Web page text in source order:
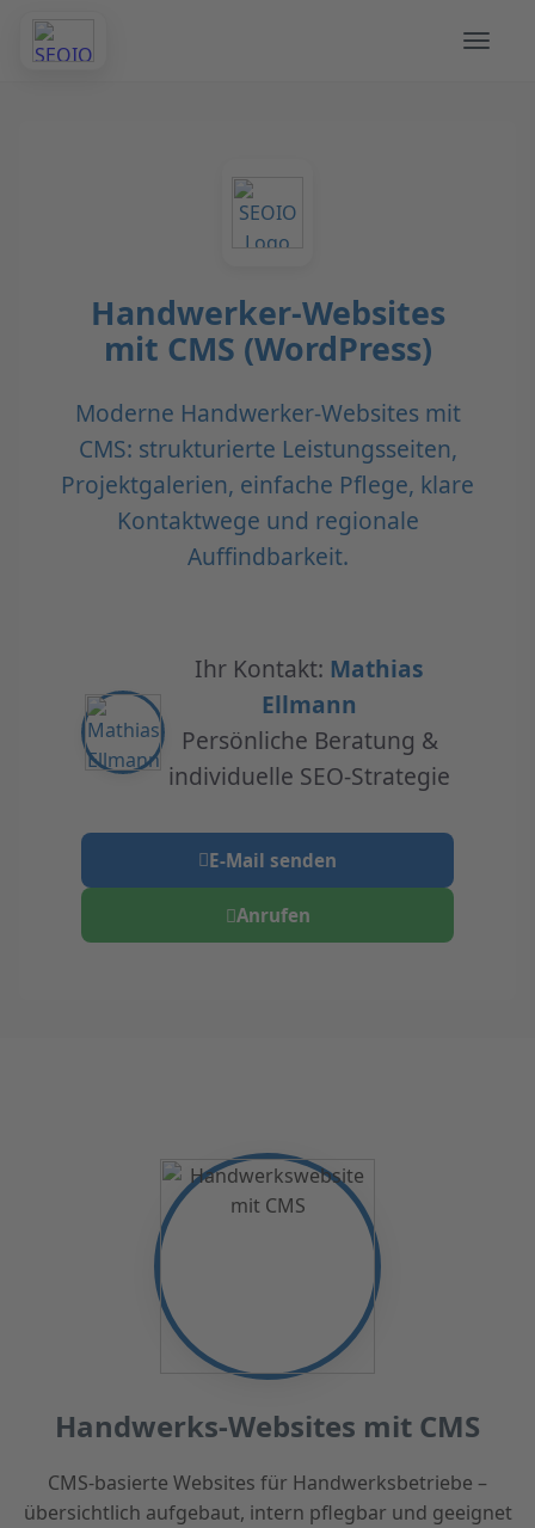
Handwerker-Websites
mit CMS (WordPress)
Moderne Handwerker-Websites mit
CMS: strukturierte Leistungsseiten,
Projektgalerien, einfache Pflege, klare
Kontaktwege und regionale
Auffindbarkeit.
Ihr Kontakt: Mathias
Ellmann
Persönliche Beratung &
individuelle SEO-Strategie
E-Mail senden
Anrufen
Handwerks-Websites mit CMS
CMS-basierte Websites für Handwerksbetriebe –
übersichtlich aufgebaut, intern pflegbar und geeignet